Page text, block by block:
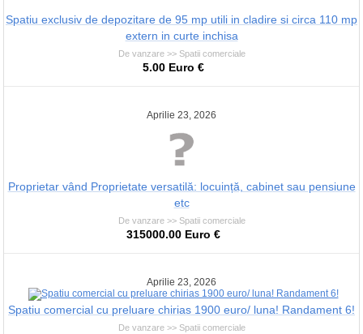
Spatiu exclusiv de depozitare de 95 mp utili in cladire si circa 110 mp
extern in curte inchisa
De vanzare >> Spatii comerciale
5.00 Euro €
Aprilie 23, 2026
Proprietar vând Proprietate versatilă: locuință, cabinet sau pensiune
etc
De vanzare >> Spatii comerciale
315000.00 Euro €
Aprilie 23, 2026
Spatiu comercial cu preluare chirias 1900 euro/ luna! Randament 6!
De vanzare >> Spatii comerciale